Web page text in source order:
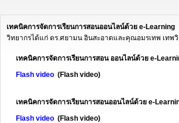
เทคนิคการจัดการเรียนการสอนออนไลน์ด้วย e-Learning
วิทยากรได้แก่ ดร.ศยามน อินสะอาดและคุณอมรเทพ เทพ
เทคนิคการจัดการเรียนการสอน ออนไลน์ด้วย e-
Flash video (Flash video)
เทคนิคการจัดการเรียนการสอนออนไลน์ด้วย e-
Flash video (Flash video)